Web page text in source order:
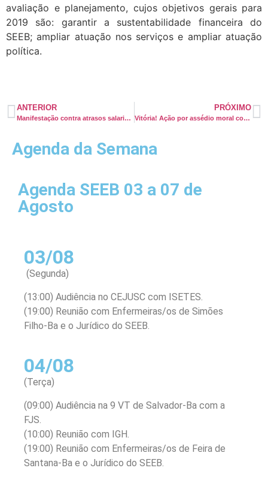
avaliação e planejamento, cujos objetivos gerais para
2019 são: garantir a sustentabilidade financeira do
SEEB; ampliar atuação nos serviços e ampliar atuação
política.
ANTERIOR
Manifestação contra atrasos salariais acontecerá na FJS
PRÓXIMO
Vitória! Ação por assédio moral contra a Prodal Saúde – Hospital do Subúrbio é julgada procedente
Agenda da Semana
Agenda SEEB 03 a 07 de
Agosto
03/08
(Segunda)
(13:00) Audiência no CEJUSC com ISETES.
(19:00) Reunião com Enfermeiras/os de Simões
Filho-Ba e o Jurídico do SEEB.
04/08
(Terça)
(09:00) Audiência na 9 VT de Salvador-Ba com a
FJS.
(10:00) Reunião com IGH.
(19:00) Reunião com Enfermeiras/os de Feira de
Santana-Ba e o Jurídico do SEEB.